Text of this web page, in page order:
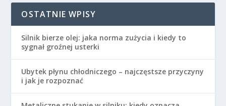
OSTATNIE WPISY
Silnik bierze olej: jaka norma zużycia i kiedy to
sygnał groźnej usterki
Ubytek płynu chłodniczego – najczęstsze przyczyny
i jak je rozpoznać